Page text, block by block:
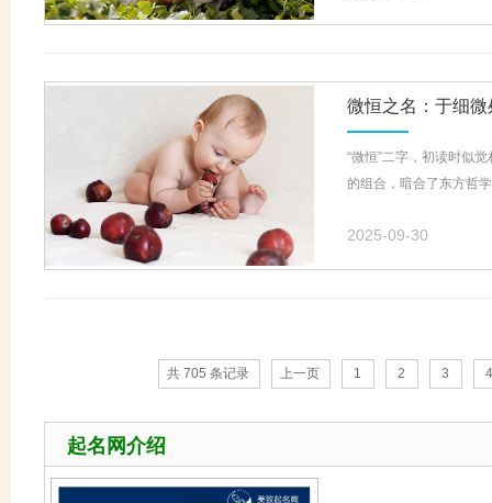
微恒之名：于细
“微恒”二字，初读时似
的组合，暗合了东方哲
2025-09-30
共 705 条记录 上一页 1 2 3 4
起名网介绍